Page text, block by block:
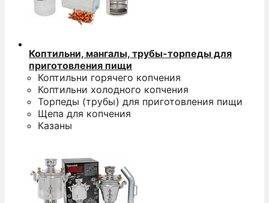
Коптильни, мангалы, трубы-торпеды для
приготовления пищи
Коптильни горячего копчения
Коптильни холодного копчения
Торпеды (трубы) для приготовления пищи
Щепа для копчения
Казаны